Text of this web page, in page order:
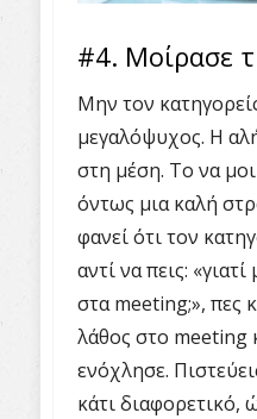
#4. Μοίρασε
Μην τον
μεγαλόψυχος. Η
στη μέση. Το να
όντως μια καλή
φανεί ότι τον
αντί να πεις:
στα meeting;», πες
λάθος στο meeting
ενόχλησε.
κάτι